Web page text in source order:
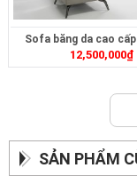
Sofa băng da cao
12,500,000₫
SẢN PHẨM